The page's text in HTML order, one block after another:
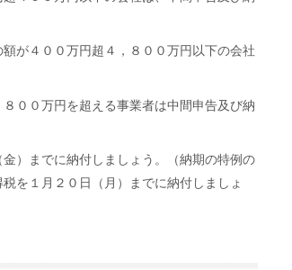
が４００万円超４，８００万円以下の会社
００万円を超える事業者は中間申告及び納
）までに納付しましょう。（納期の特例の
を１月２０日（月）までに納付しましょ